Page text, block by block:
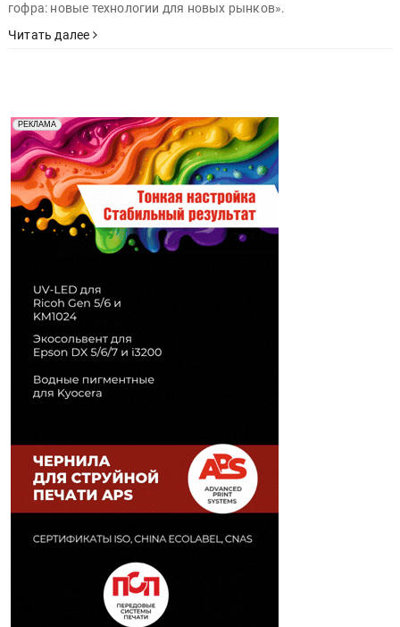
гофра: новые технологии для новых рынков».
Читать далее
РЕКЛАМА
Реклама. Рекламодатель ООО "Передовые Системы
Печати" erid: 2SDnjd2d4Qz